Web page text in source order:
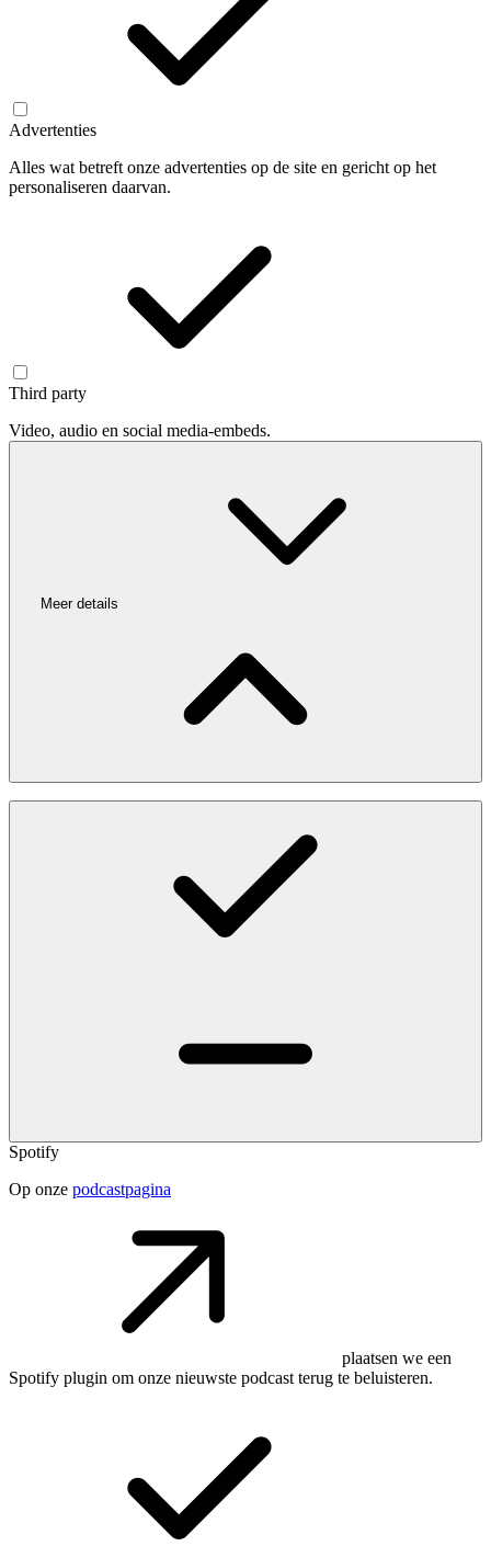
Advertenties
Alles wat betreft onze advertenties op de site en gericht op het
personaliseren daarvan.
Third party
Video, audio en social media-embeds.
Meer details
Spotify
Op onze podcastpagina
plaatsen we een
Spotify plugin om onze nieuwste podcast terug te beluisteren.